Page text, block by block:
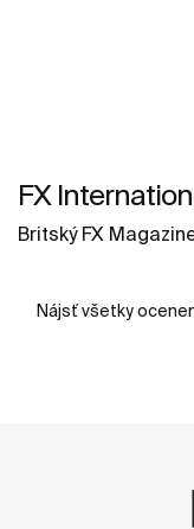
FX
Britský FX
Nájsť všetky